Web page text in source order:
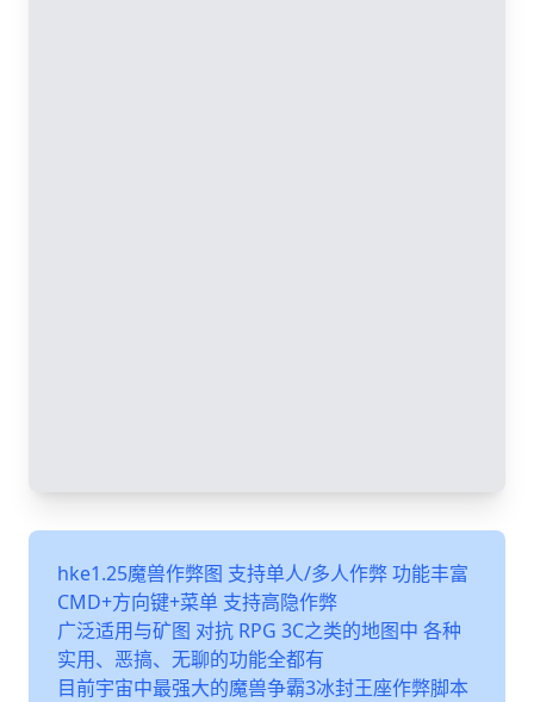
hke1.25魔兽作弊图 支持单人/多人作弊 功能丰富
CMD+方向键+菜单 支持高隐作弊
广泛适用与矿图 对抗 RPG 3C之类的地图中 各种
实用、恶搞、无聊的功能全都有
目前宇宙中最强大的魔兽争霸3冰封王座作弊脚本